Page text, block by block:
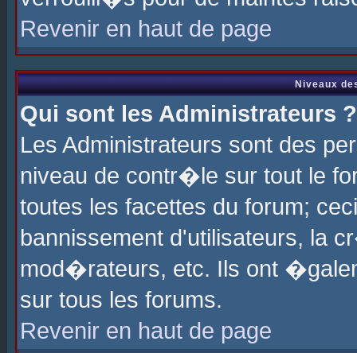
Revenir en haut de page
Niveaux
Qui sont les Administrateurs ?
Les Administrateurs sont des
niveau de contr�le sur tout le
toutes les facettes du forum;
bannissement d'utilisateurs, la
mod�rateurs, etc. Ils ont
sur tous les forums.
Revenir en haut de page